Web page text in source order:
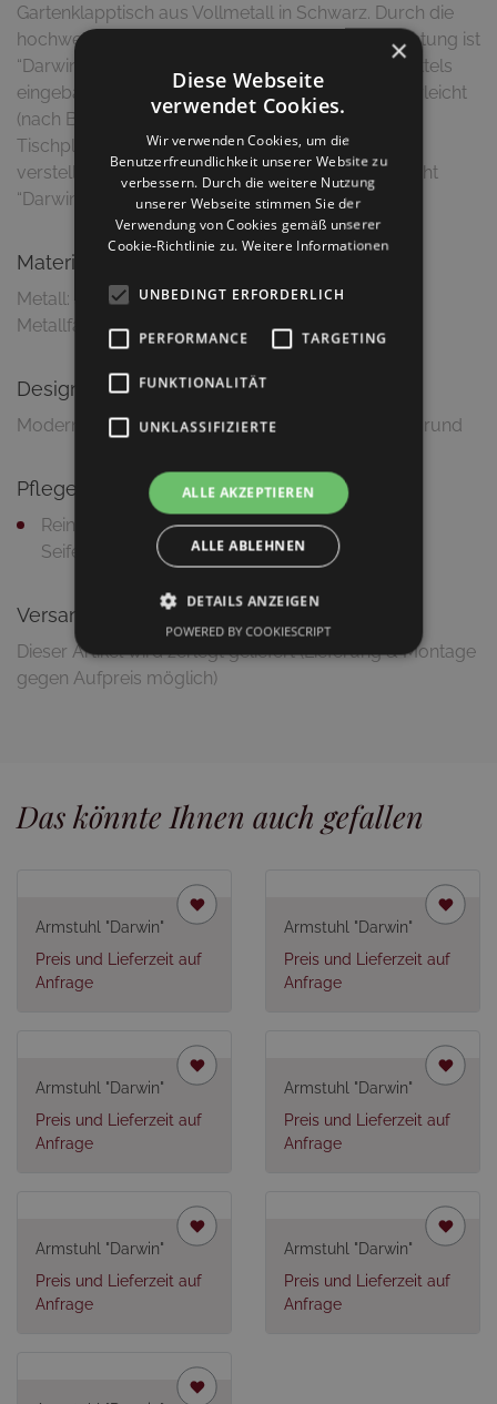
Gartenklapptisch aus Vollmetall in Schwarz. Durch die
hochwertige Stahlausführung mit Pulverbeschichtung ist
“Darwin” absolut wetterfest und UV-beständig. Mittels
eingebauter Klappmechanik kann die Platte kinderleicht
(nach Betätigung eines Hebels unter der
Tischplatte) senkrecht abgeklappt werden. Durch
verstellbare Bodengleiter unter dem Fußkreuz steht
“Darwin” auch bei unebenen Böden wie eine 1!
Material & Ausführung
Metall: Stahl, pulverbeschichtet
Metallfarbe: Schwarz, matt
Design
Modernes, sowie klares Design stehen im Vordergrund
Pflegetipps
Reingung mit feuchtem Putztuch und milder
Seifenlauge
Versandinformationen
Dieser Artikel wird zerlegt geliefert (Lieferung & Montage
gegen Aufpreis möglich)
Das könnte Ihnen auch gefallen
Armstuhl "Darwin"
Preis und Lieferzeit auf
Anfrage
Armstuhl "Darwin"
Preis und Lieferzeit auf
Anfrage
Armstuhl "Darwin"
Preis und Lieferzeit auf
Anfrage
Armstuhl "Darwin"
Preis und Lieferzeit auf
Anfrage
Armstuhl "Darwin"
Preis und Lieferzeit auf
Anfrage
Armstuhl "Darwin"
Preis und Lieferzeit auf
Anfrage
×
Diese Webseite
verwendet Cookies.
Wir verwenden Cookies, um die
Benutzerfreundlichkeit unserer Website zu
verbessern. Durch die weitere Nutzung
unserer Webseite stimmen Sie der
Verwendung von Cookies gemäß unserer
Cookie-Richtlinie zu.Weitere Informationen
UNBEDINGT ERFORDERLICH
PERFORMANCE TARGETING
FUNKTIONALITÄT
UNKLASSIFIZIERTE
ALLE AKZEPTIEREN
ALLE ABLEHNEN
DETAILS ANZEIGEN
POWERED BY COOKIESCRIPT